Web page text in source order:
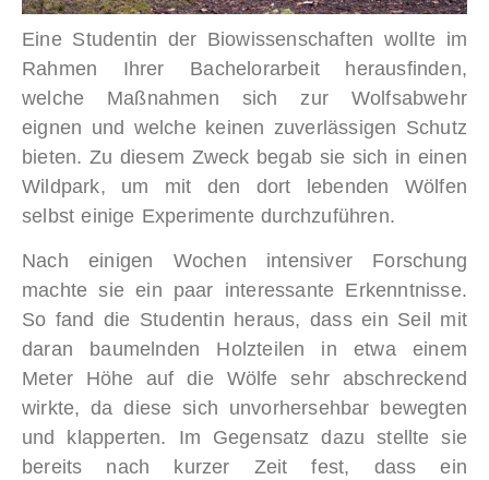
Eine Studentin der Biowissenschaften wollte im
Rahmen Ihrer Bachelorarbeit herausfinden,
welche Maßnahmen sich zur Wolfsabwehr
eignen und welche keinen zuverlässigen Schutz
bieten. Zu diesem Zweck begab sie sich in einen
Wildpark, um mit den dort lebenden Wölfen
selbst einige Experimente durchzuführen.
Nach einigen Wochen intensiver Forschung
machte sie ein paar interessante Erkenntnisse.
So fand die Studentin heraus, dass ein Seil mit
daran baumelnden Holzteilen in etwa einem
Meter Höhe auf die Wölfe sehr abschreckend
wirkte, da diese sich unvorhersehbar bewegten
und klapperten. Im Gegensatz dazu stellte sie
bereits nach kurzer Zeit fest, dass ein